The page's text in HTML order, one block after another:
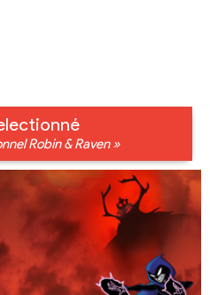
Robin & Raven »